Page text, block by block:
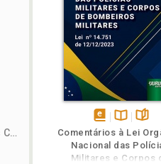
Direitos Reais e Direito das Coisas
disponível
em
eBook
Disponível
na
B.V.
Comentários à Lei
Nacional das
Militares e Corpos
TambémFolheie